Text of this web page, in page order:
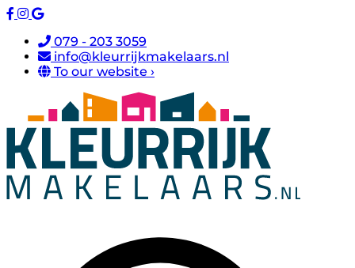
079 - 203 3059
info@kleurrijkmakelaars.nl
To our website ›